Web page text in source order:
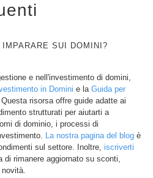
SUI DOMINI?
e nell'investimento di domini,
in Domini e la Guida per
Questa risorsa offre guide adatte ai
strutturati per aiutarti a
di dominio, i processi di
La nostra pagina del blog è
sul settore. Inoltre, iscriverti
di rimanere aggiornato su sconti,